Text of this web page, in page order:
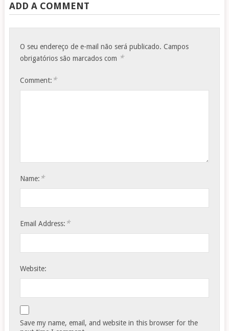
ADD A COMMENT
O seu endereço de e-mail não será publicado. Campos
obrigatórios são marcados com *
Comment: *
Name: *
Email Address: *
Website:
Save my name, email, and website in this browser for the